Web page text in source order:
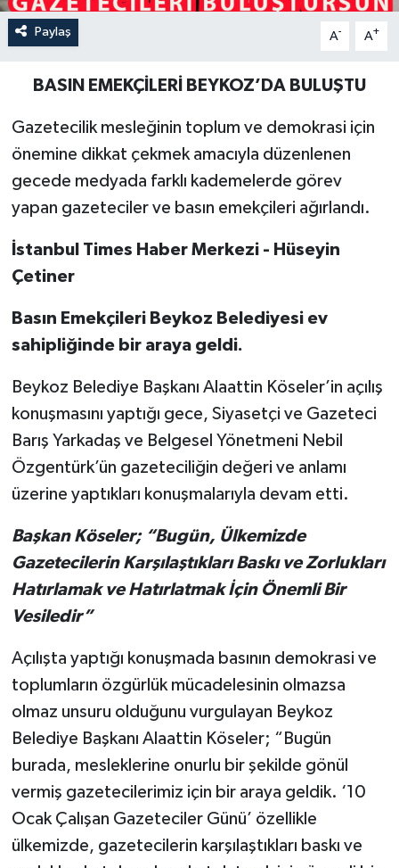
Paylaş A- A+
BASIN EMEKÇİLERİ BEYKOZ’DA BULUŞTU
Gazetecilik mesleğinin toplum ve demokrasi için
önemine dikkat çekmek amacıyla düzenlenen
gecede medyada farklı kademelerde görev
yapan gazeteciler ve basın emekçileri ağırlandı.
İstanbul Times Haber Merkezi - Hüseyin
Çetiner
Basın Emekçileri Beykoz Belediyesi ev
sahipliğinde bir araya geldi.
Beykoz Belediye Başkanı Alaattin Köseler’in açılış
konuşmasını yaptığı gece, Siyasetçi ve Gazeteci
Barış Yarkadaş ve Belgesel Yönetmeni Nebil
Özgentürk’ün gazeteciliğin değeri ve anlamı
üzerine yaptıkları konuşmalarıyla devam etti.
Başkan Köseler; “Bugün, Ülkemizde
Gazetecilerin Karşılaştıkları Baskı ve Zorlukları
Hatırlamak ve Hatırlatmak İçin Önemli Bir
Vesiledir”
Açılışta yaptığı konuşmada basının demokrasi ve
toplumların özgürlük mücadelesinin olmazsa
olmaz unsuru olduğunu vurgulayan Beykoz
Belediye Başkanı Alaattin Köseler; “Bugün
burada, mesleklerine onurlu bir şekilde gönül
vermiş gazetecilerimiz için bir araya geldik. ‘10
Ocak Çalışan Gazeteciler Günü’ özellikle
ülkemizde, gazetecilerin karşılaştıkları baskı ve